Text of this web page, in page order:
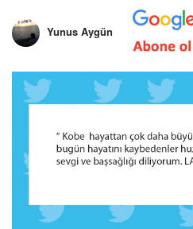
Yunus Aygün